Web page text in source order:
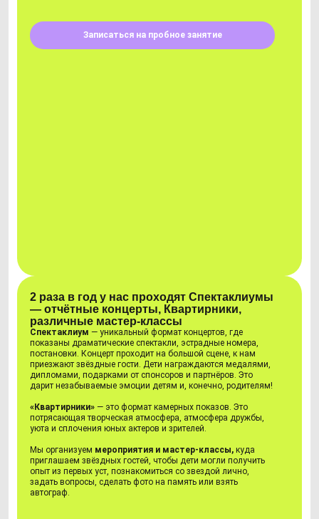
Записаться на пробное занятие
2 раза в год у нас проходят Спектаклиумы
— отчётные концерты, Квартирники,
различные мастер-классы
Спектаклиум — уникальный формат концертов, где
показаны драматические спектакли, эстрадные номера,
постановки. Концерт проходит на большой сцене, к нам
приезжают звёздные гости. Дети награждаются медалями,
дипломами, подарками от спонсоров и партнёров. Это
дарит незабываемые эмоции детям и, конечно, родителям!
«Квартирники» — это формат камерных показов. Это
потрясающая творческая атмосфера, атмосфера дружбы,
уюта и сплочения юных актеров и зрителей.
Мы организуем мероприятия и мастер-классы, куда
приглашаем звёздных гостей, чтобы дети могли получить
опыт из первых уст, познакомиться со звездой лично,
задать вопросы, сделать фото на память или взять
автограф.